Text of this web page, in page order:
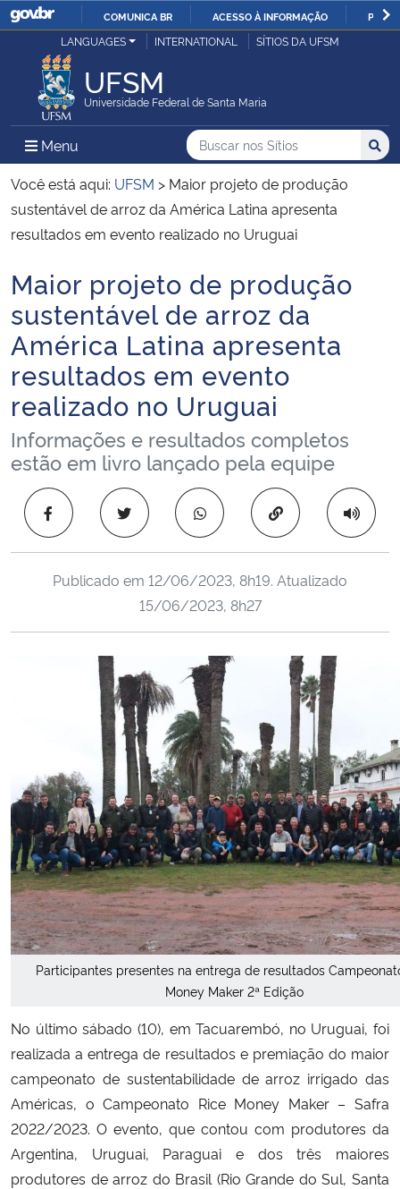
IR
COMUNICA BR ACESSO À INFORMAÇÃO
Ministério da Justiça e Segurança Pública
Ministério da Defesa
Ministério das Relações Exteriores
Ministério da Economia
Ministério da Infraestrutura
Ministério da Agricultura, Pecuária e Abastecimento
Ministério da Educação
Ministério da Cidadania
Ministério da Saúde
Ministério de Minas e Energia
Ministério da Ciência, Tecnologia, Inovações e Comunicações
Ministério do Meio Ambiente
Ministério do Turismo
Ministério do Desenvolvimento Regional
Controladoria-Geral da União
Ministério da Mulher, da Família e dos Direitos Humanos
Secretaria-Geral
Secretaria de Governo
Gabinete de Segurança Institucional
Banco Central do Brasil
Planalto
LANGUAGES INTERNATIONAL SÍTIOS DA UFSM
UFSM
Universidade Federal de Santa Maria
Menu Menu Principal do Sítio
Busca
Buscar no nos Sítios
Busca:
Você está aqui: UFSM > Maior projeto de produção
sustentável de arroz da América Latina apresenta
resultados em evento realizado no Uruguai
Início do conteúdo
Maior projeto de produção
sustentável de arroz da
América Latina apresenta
resultados em evento
realizado no Uruguai
Informações e resultados completos
estão em livro lançado pela equipe
Copiar para área
Publicado em 12/06/2023, 8h19. Atualizado
15/06/2023, 8h27
Participantes presentes na entrega de resultados
Money Maker 2ª Edição
No último sábado (10), em Tacuarembó, no Uruguai, foi
realizada a entrega de resultados e premiação do maior
campeonato de sustentabilidade de arroz irrigado das
Américas, o Campeonato Rice Money Maker – Safra
2022/2023. O evento, que contou com produtores da
Argentina, Uruguai, Paraguai e dos três maiores
produtores de arroz do Brasil (Rio Grande do Sul, Santa